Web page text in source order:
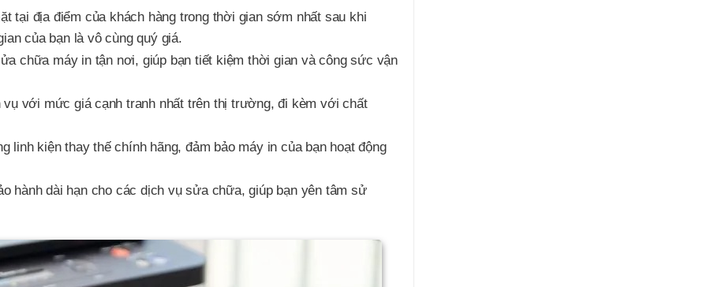
tại địa điểm của khách hàng trong thời gian sớm nhất sau khi
của bạn là vô cùng quý giá.
chữa máy in tận nơi, giúp bạn tiết kiệm thời gian và công sức vận
với mức giá cạnh tranh nhất trên thị trường, đi kèm với chất
linh kiện thay thế chính hãng, đảm bảo máy in của bạn hoạt động
hành dài hạn cho các dịch vụ sửa chữa, giúp bạn yên tâm sử